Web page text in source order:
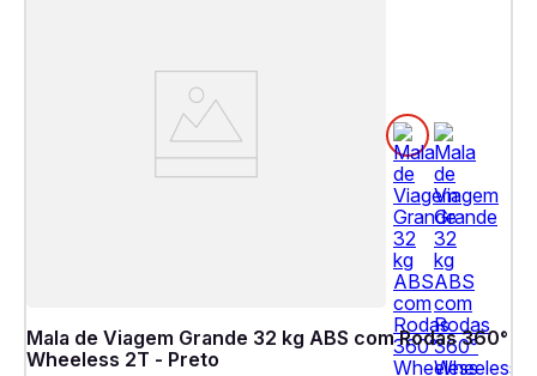
Mala de Viagem Grande 32 kg ABS com Rodas 360°
Wheeless 2T - Preto